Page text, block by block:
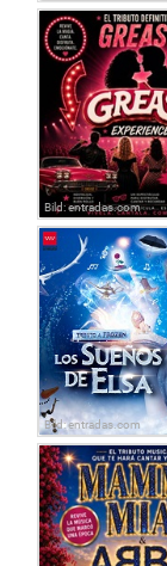
Bild: entradas.com
Bild: entradas.com